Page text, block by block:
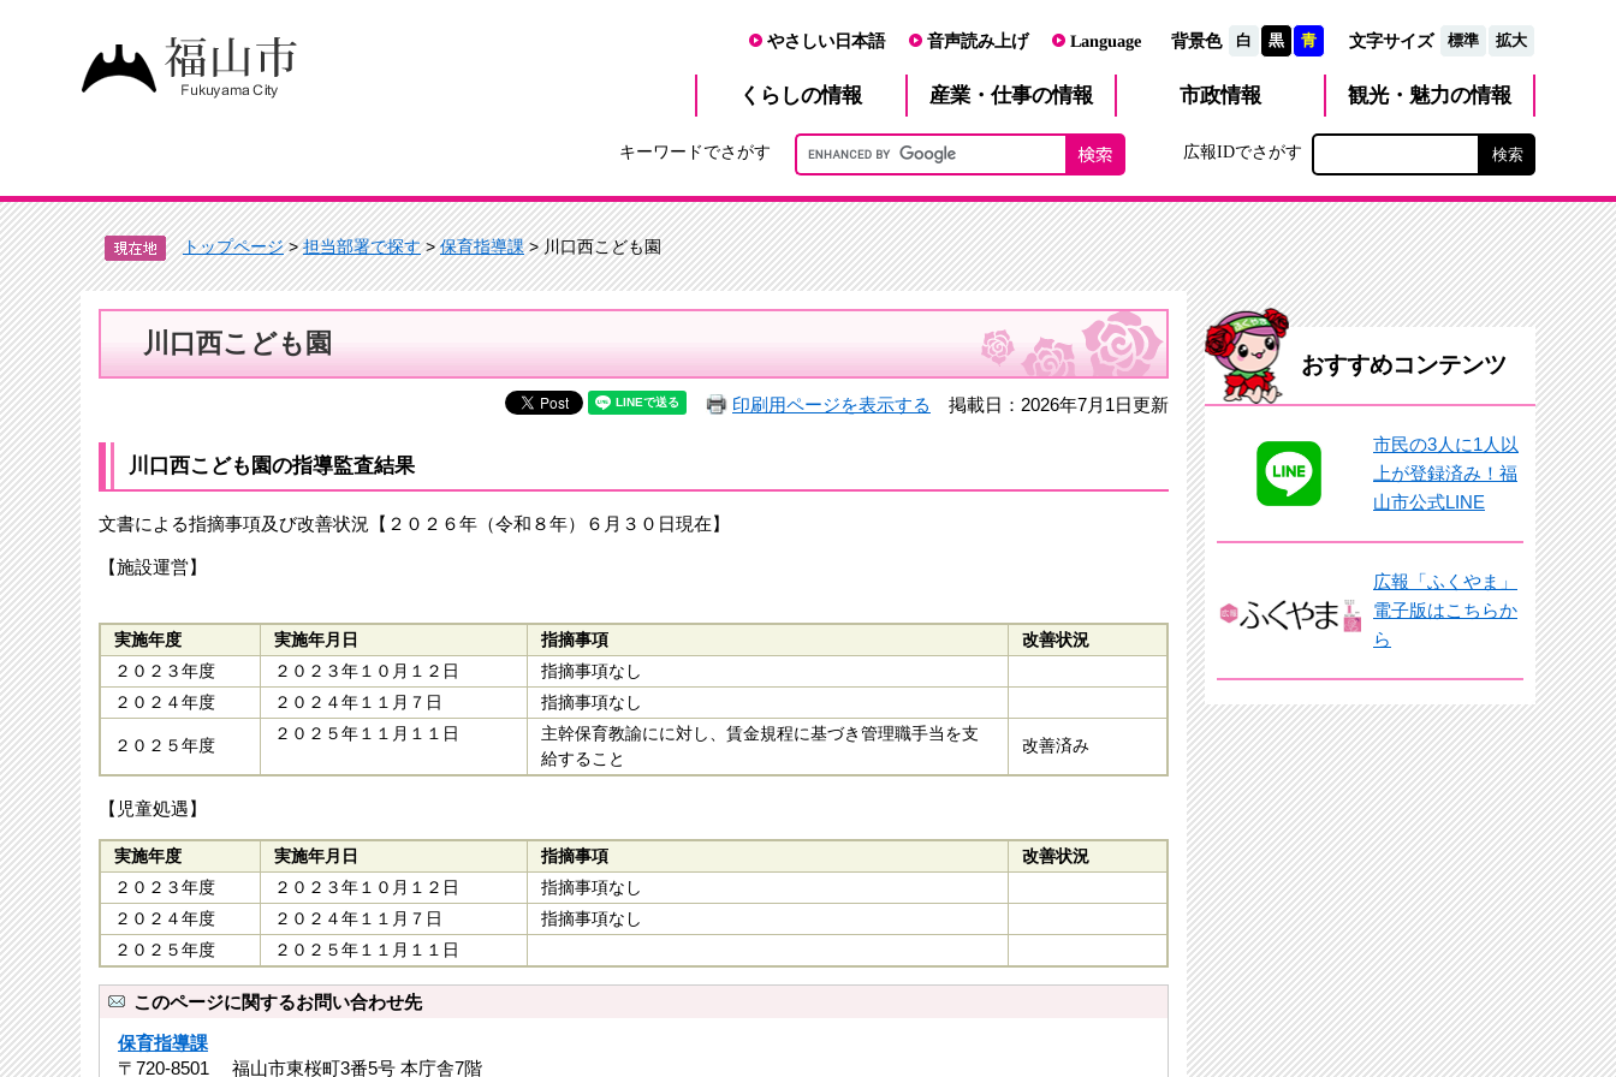
やさしい日本語 音声読み上げ Language 背景色 白 黒 青 文字サイズ 標準 拡大
くらしの情報 産業・仕事の情報 市政情報 観光・魅力の情報
キーワードでさがす 広報IDでさがす
トップページ>担当部署で探す>保育指導課> 川口西こども園
川口西こども園
印刷用ページを表示する 掲載日：2026年7月1日更新
川口西こども園の指導監査結果
文書による指摘事項及び改善状況【２０２６年（令和８年）６月３０日現在】
【施設運営】
実施年度 実施年月日 指摘事項
改善状況
２０２３年度
２０２３年１０月１２日
指摘事項なし
２０２４年度
２０２４年１１月７日 指摘事項なし
２０２５年度
２０２５年１１月１１日
主幹保育教諭にに対し、賃金規程に基づき管理職手当を支
給すること
改善済み
【児童処遇】
実施年度 実施年月日 指摘事項
改善状況
２０２３年度
２０２３年１０月１２日
指摘事項なし
２０２４年度
２０２４年１１月７日
指摘事項なし
２０２５年度
２０２５年１１月１１日
このページに関するお問い合わせ先
保育指導課
〒720-8501 福山市東桜町3番5号 本庁舎7階
おすすめコンテンツ
市民の3人に1人以
上が登録済み！福
山市公式LINE
広報「ふくやま」
電子版はこちらか
ら